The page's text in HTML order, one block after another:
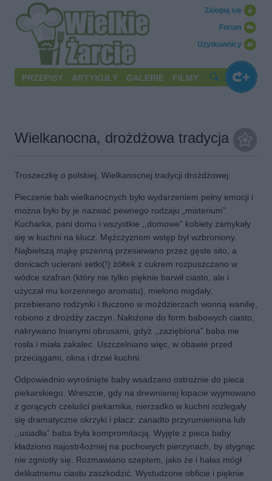
Użytkownicy
Forum
Zaloguj się
PRZEPISY ARTYKUŁY GALERIE FILMY
Wielkanocna, drożdżowa tradycja
Troszeczkę o polskiej, Wielkanocnej tradycji drożdżowej:
Pieczenie bab wielkanocnych było wydarzeniem pełny emocji i
można było by je nazwać pewnego rodzaju „misterium”
Kucharka, pani domu i wszystkie ,,domowe” kobiety zamykały
się w kuchni na klucz. Mężczyznom wstęp był wzbroniony.
Najbielszą mąkę pszenną przesiewano przez gęste sito, a
donicach ucierani setki(!) żółtek z cukrem rozpuszczano w
wódce szafran (który nie tylko pięknie barwił ciasto, ale i
użyczał mu korzennego aromatu), mielono migdały,
przebierano rodzynki i tłuczono w moździerzach wonną wanilię,
robiono z drożdży zaczyn. Nałożone do form babowych ciasto,
nakrywano lnianymi obrusami, gdyż ,,zaziębiona” baba nie
rosła i miała zakalec. Uszczelniano więc, w obawie przed
przeciągami, okna i drzwi kuchni.
Odpowiednio wyrośnięte baby wsadzano ostrożnie do pieca
piekarskiego. Wreszcie, gdy na drewnianej łopacie wyjmowano
z gorących czeluści piekarnika, nierzadko w kuchni rozlegały
się dramatyczne okrzyki i płacz: zanadto przyrumieniona lub
,,usiadła” baba była kompromitacją. Wyjęte z pieca baby
kładziono najostr4ożniej na puchowych pierzynach, by stygnąc
nie zgniotły się. Rozmawiano szeptem, jako że i hałas mógł
delikatnemu ciastu zaszkodzić. Wystudzone obficie i pięknie